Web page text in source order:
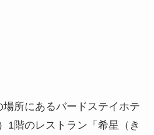
所にあるバードステイホテ
1階のレストラン「希星（き